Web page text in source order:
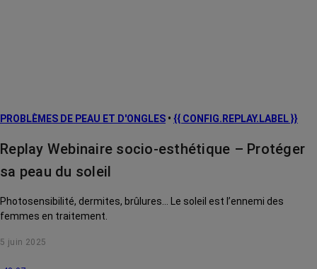
PROBLÈMES DE PEAU ET D'ONGLES • {{ CONFIG.REPLAY.LABEL }}
Replay Webinaire socio-esthétique – Protéger
sa peau du soleil
Photosensibilité, dermites, brûlures... Le soleil est l’ennemi des
femmes en traitement.
5 juin 2025